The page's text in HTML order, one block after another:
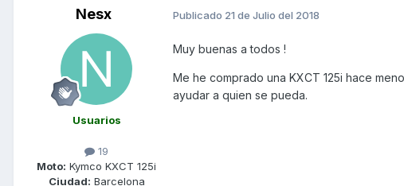
Nesx
Usuarios
19
Moto: Kymco KXCT 125i
Ciudad: Barcelona
Publicado 21 de Julio del 2018
Muy buenas a todos !
Me he comprado una KXCT 125i hace
ayudar a quien se pueda.